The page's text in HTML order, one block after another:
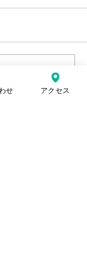
市優良
せ アクセス